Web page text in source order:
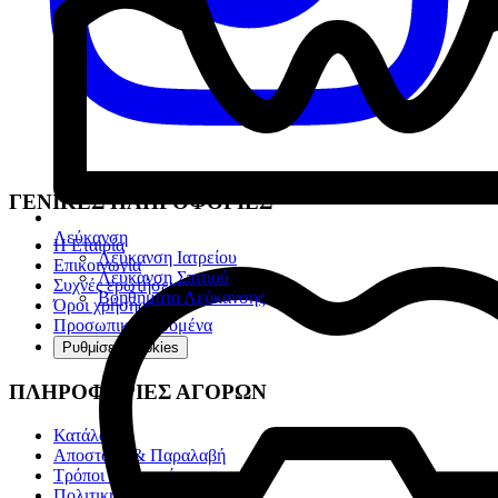
Λεύκανση
Λεύκανση Ιατρείου
Λεύκανση Σπιτιού
Βοηθήματα Λεύκανσης
ΓΕΝΙΚΕΣ ΠΛΗΡΟΦΟΡΙΕΣ
Η Εταιρία
Επικοινωνία
Συχνές ερωτήσεις
Όροι χρήσης
Προσωπικά Δεδομένα
Ρυθμίσεις cookies
ΠΛΗΡΟΦΟΡΙΕΣ ΑΓΟΡΩΝ
Κατάλογοι
Αποστολή & Παραλαβή
Τρόποι πληρωμής